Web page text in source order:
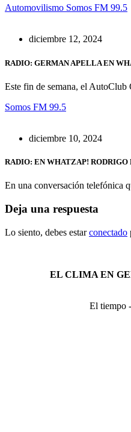
Automovilismo Somos FM 99.5
diciembre 12, 2024
RADIO: GERMAN APELLA EN
Este fin de semana, el AutoClub
Somos FM 99.5
diciembre 10, 2024
RADIO: EN WHATZAP! RODRIGO
En una conversación telefónica
Deja una respuesta
Lo siento, debes estarconectado
EL CLIMA EN
El tiempo